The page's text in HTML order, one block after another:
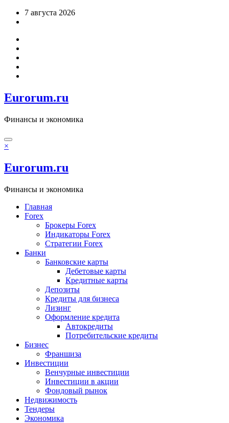
Перейти7 августа 2026
Eurorum.ru
Финансы и экономика
×
Eurorum.ru
Финансы и экономика
Главная
Forex
Брокеры Forex
Индикаторы Forex
Стратегии Forex
Банки
Банковские карты
Дебетовые карты
Кредитные карты
Депозиты
Кредиты для бизнеса
Лизинг
Оформление кредита
Автокредиты
Потребительские кредиты
Бизнес
Франшиза
Инвестиции
Венчурные инвестиции
Инвестиции в акции
Фондовый рынок
Недвижимость
Тендеры
Экономика